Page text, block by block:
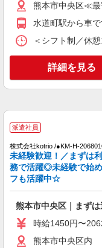
定あり） ★勤務地は3000ヶ
いや
さい
キープ
アルバイト パート 派遣社
ス
給
円〜
護福祉士
り）
「
び下
キープ
派遣社員
（株）ウィルオブ・ワ
熊本市中央区≪
水道町駅から車
＜シフト制／休
詳細を見る
派遣社員
株式会社kotrio /●KM-H-
未経験歓迎！／まずは
務で活躍◎未経験で始
フも活躍中☆
熊本市中央区｜まず
時給1450円〜
熊本市中央区内